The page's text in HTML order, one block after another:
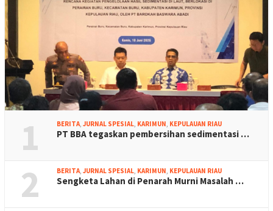
1 BERITA JURNAL SPESIAL KARIMUN KEPULAUAN RIAU
PT BBA tegaskan pembersihan sedimentasi …
2 BERITA JURNAL SPESIAL KARIMUN KEPULAUAN RIAU
Sengketa Lahan di Penarah Murni Masalah …